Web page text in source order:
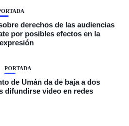
derechos de las audiencias
por posibles efectos en la
PORTADA
de Umán da de baja a dos
difundirse video en redes